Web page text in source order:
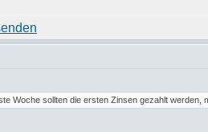
Woche sollten die ersten Zinsen gezahlt werden,